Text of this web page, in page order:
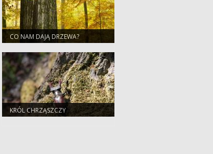
CO NAM DAJĄ DRZEWA?
KRÓL CHRZĄSZCZY